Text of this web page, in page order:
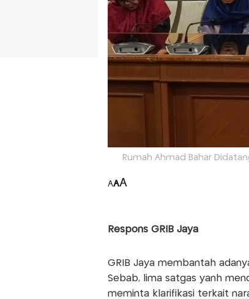
Rumah Ahmad Bahar
AAA
Respons GRIB Jaya
GRIB Jaya membantah
Sebab, lima satgas yanh
meminta klarifikasi terkait